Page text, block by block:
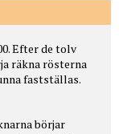
Efter de tolv
räkna rösterna
fastställas.
börjar